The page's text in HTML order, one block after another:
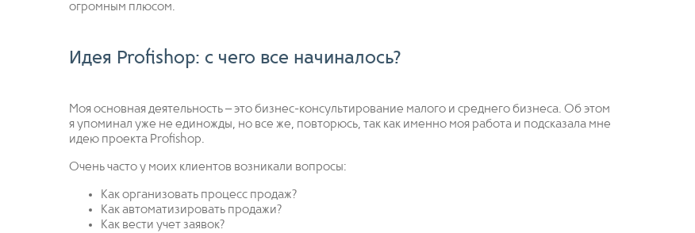
огромным плюсом.
Идея Profishop: с чего все начиналось?
Моя основная деятельность – это бизнес-консультирование малого и среднего бизнеса. Об этом
я упоминал уже не единожды, но все же, повторюсь, так как именно моя работа и подсказала мне
идею проекта Profishop.
Очень часто у моих клиентов возникали вопросы:
Как организовать процесс продаж?
Как автоматизировать продажи?
Как вести учет заявок?